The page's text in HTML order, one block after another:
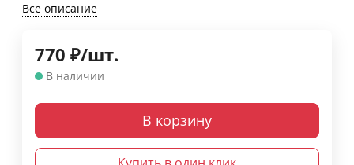
Все описание
770 ₽/шт.
В наличии
В корзину